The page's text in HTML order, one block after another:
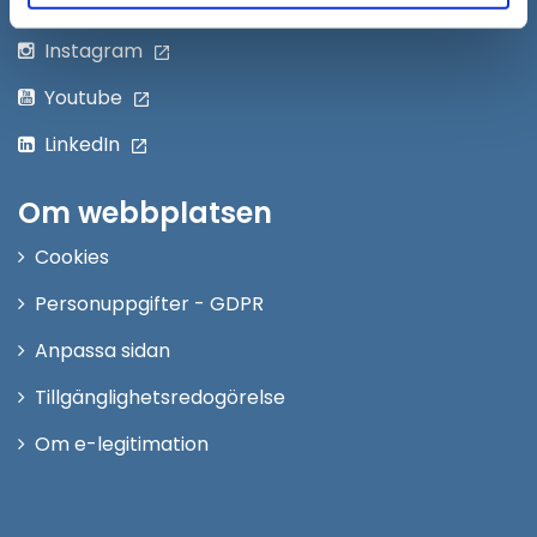
Instagram
Youtube
LinkedIn
Om webbplatsen
Cookies
Personuppgifter - GDPR
Anpassa sidan
Tillgänglighetsredogörelse
Om e-legitimation